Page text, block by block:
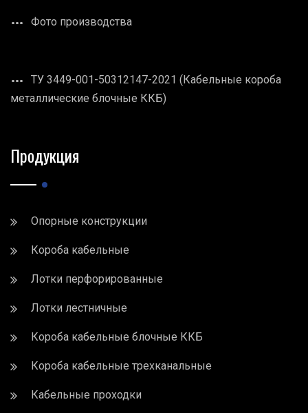
Фото производства
ТУ 3449-001-50312147-2021 (Кабельные короба
металлические блочные ККБ)
Продукция
Опорные конструкции
Короба кабельные
Лотки перфорированные
Лотки лестничные
Короба кабельные блочные ККБ
Короба кабельные трехканальные
Кабельные проходки